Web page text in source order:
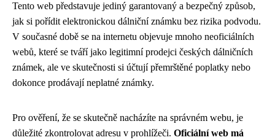
Tento web představuje jediný garantovaný a bezpečný způsob,
jak si pořídit elektronickou dálniční známku bez rizika podvodu.
V současné době se na internetu objevuje mnoho neoficiálních
webů, které se tváří jako legitimní prodejci českých dálničních
známek, ale ve skutečnosti si účtují přemrštěné poplatky nebo
dokonce prodávají neplatné známky.
Pro ověření, že se skutečně nacházíte na správném webu, je
důležité zkontrolovat adresu v prohlížeči. Oficiální web má